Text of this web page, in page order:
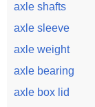
axle shafts
axle sleeve
axle weight
axle bearing
axle box lid